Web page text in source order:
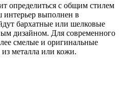
определиться с общим стилем
выполнен в
бархатные или шелковые
дизайном. Для современного
смелые и оригинальные
металла или кожи.